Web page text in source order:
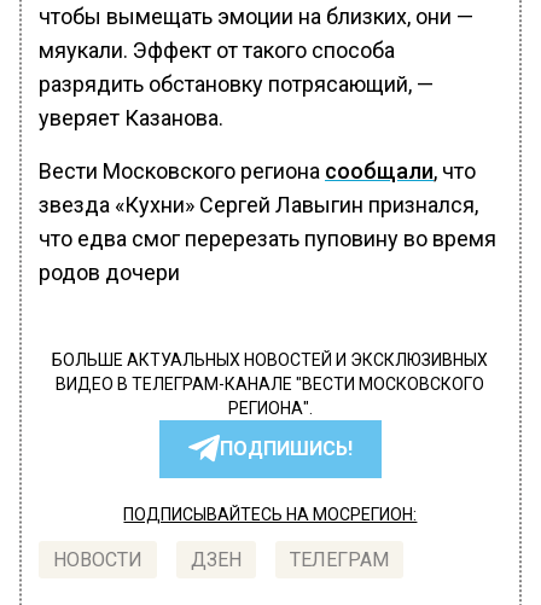
чтобы вымещать эмоции на близких, они —
мяукали. Эффект от такого способа
разрядить обстановку потрясающий, —
уверяет Казанова.
Вести Московского региона сообщали, что
звезда «Кухни» Сергей Лавыгин признался,
что едва смог перерезать пуповину во время
родов дочери
БОЛЬШЕ АКТУАЛЬНЫХ НОВОСТЕЙ И ЭКСКЛЮЗИВНЫХ
ВИДЕО В ТЕЛЕГРАМ-КАНАЛЕ "ВЕСТИ МОСКОВСКОГО
РЕГИОНА".
ПОДПИШИСЬ!
ПОДПИСЫВАЙТЕСЬ НА МОСРЕГИОН:
НОВОСТИ ДЗЕН ТЕЛЕГРАМ